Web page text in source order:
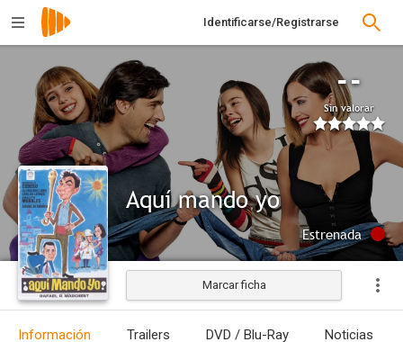
Identificarse/Registrarse
--
Sin valorar
Aquí mando yo
Estrenada
Marcar ficha
Información Trailers DVD / Blu-Ray Noticias